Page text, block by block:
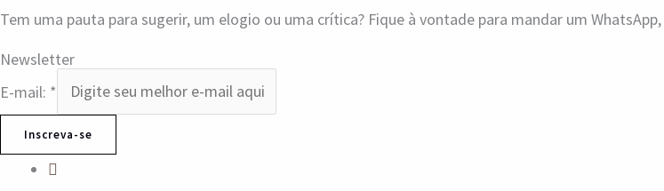
Tem uma pauta para sugerir, um elogio ou uma crítica? Fique à vontade para mandar um
Newsletter
E-mail: *
Inscreva-se